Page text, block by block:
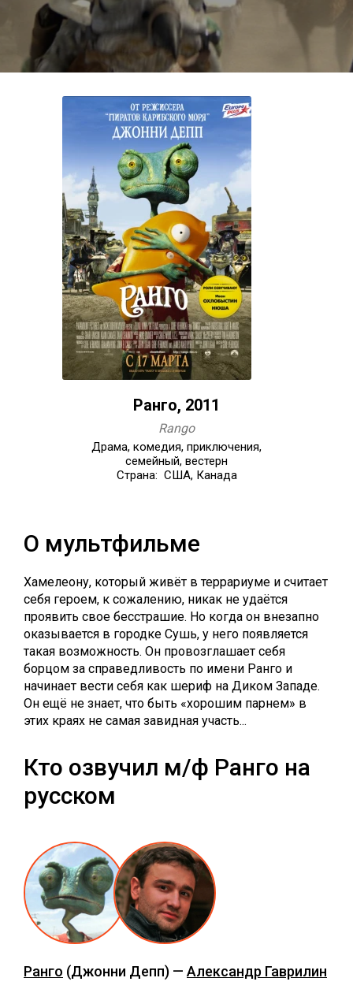
Ранго, 2011
Rango
Драма, комедия, приключения,
семейный, вестерн
Страна: США, Канада
О мультфильме
Хамелеону, который живёт в террариуме и считает
себя героем, к сожалению, никак не удаётся
проявить свое бесстрашие. Но когда он внезапно
оказывается в городке Сушь, у него появляется
такая возможность. Он провозглашает себя
борцом за справедливость по имени Ранго и
начинает вести себя как шериф на Диком Западе.
Он ещё не знает, что быть «хорошим парнем» в
этих краях не самая завидная участь...
Кто озвучил м/ф Ранго на
русском
Ранго (Джонни Депп) — Александр Гаврилин